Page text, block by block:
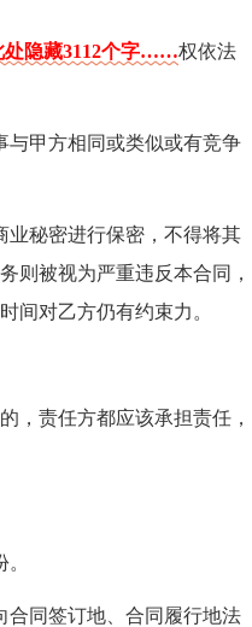
隐藏3112个字……权依法
与甲方相同或类似或有竞争
业秘密进行保密，不得将其
则被视为严重违反本合同，
间对乙方仍有约束力。
，责任方都应该承担责任，
合同签订地、合同履行地法